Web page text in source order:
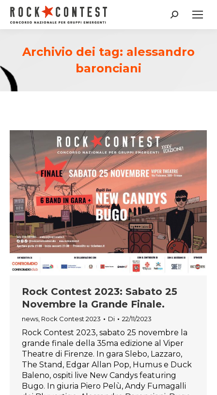
Cerca:
Archivio dei tag: alessandro
baronciani
Rock Contest 2023: Sabato 25
Novembre la Grande Finale.
news, Rock Contest 2023 Di 22/11/2023
Rock Contest 2023, sabato 25 novembre la
grande finale della 35ma edizione al Viper
Theatre di Firenze. In gara Slebo, Lazzaro,
The Stand, Edgar Allan Pop, Humus e Duck
Baleno, ospiti live New Candys featuring
Bugo. In giuria Piero Pelù, Andy Fumagalli